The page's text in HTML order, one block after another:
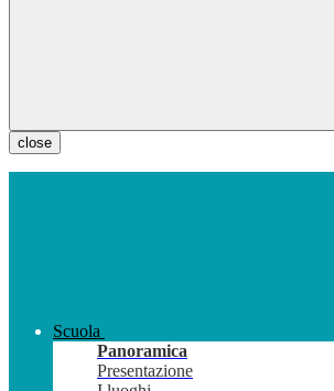
close
Scuola
Panoramica
Presentazione